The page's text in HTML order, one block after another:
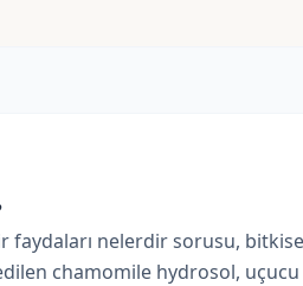
nelerdir sorusu,
chamomile hydrosol, uçucu